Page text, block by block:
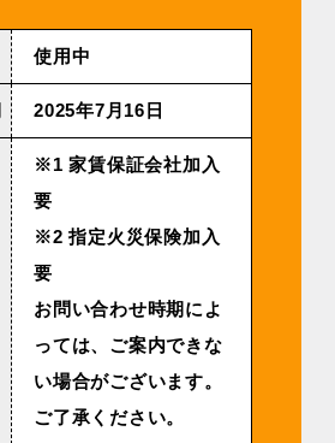
使用中
2025年7⽉16⽇
※1 家賃保証会社加入
要
※2 指定火災保険加入
要
お問い合わせ時期によ
っては、ご案内できな
い場合がございます。
ご了承ください。